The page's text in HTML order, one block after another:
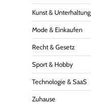
Kunst & Unterhaltung
Mode & Einkaufen
Recht & Gesetz
Sport & Hobby
Technologie & SaaS
Zuhause